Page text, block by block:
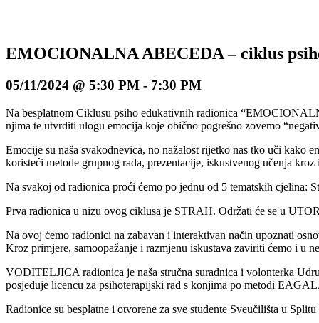
EMOCIONALNA ABECEDA – ciklus
05/11/2024 @ 5:30 PM - 7:30 PM
Na besplatnom Ciklusu psiho edukativnih radionica
njima te utvrditi ulogu emocija koje obično pogrešno zovemo
Emocije su naša svakodnevica, no nažalost rijetko nas tko uči kako
koristeći metode grupnog rada, prezentacije, iskustvenog učenja
Na svakoj od radionica proći ćemo po jednu od 5 tematskih cjelina:
Prva radionica u nizu ovog ciklusa je STRAH. Održati će se u
Na ovoj ćemo radionici na zabavan i interaktivan način upoznati
Kroz primjere, samoopažanje i razmjenu iskustava zaviriti ćemo i u
VODITELJICA radionica je naša stručna suradnica i volonterka
posjeduje licencu za psihoterapijski rad s konjima po metodi
Radionice su besplatne i otvorene za sve studente Sveučilišta u